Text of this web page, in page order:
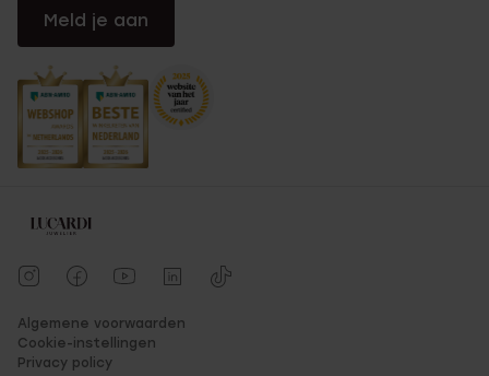
Meld je aan
Algemene voorwaarden
Cookie-instellingen
Privacy policy